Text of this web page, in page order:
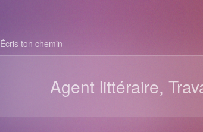
Écris ton chemin
Agent littéraire,